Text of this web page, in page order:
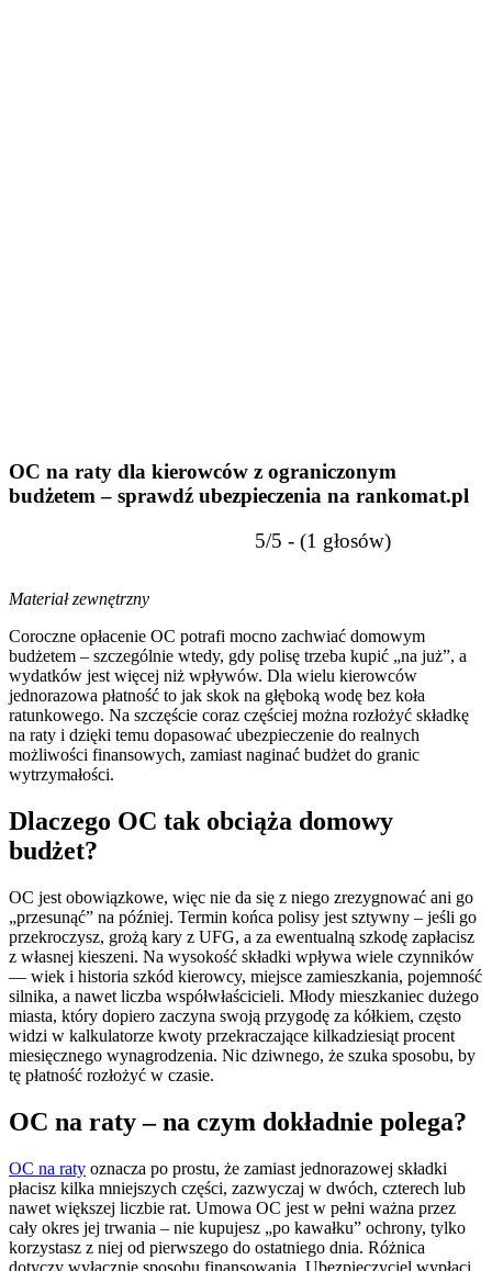
OC na raty dla kierowców z ograniczonym
budżetem – sprawdź ubezpieczenia na rankomat.pl
5/5 - (1 głosów)
Materiał zewnętrzny
Coroczne opłacenie OC potrafi mocno zachwiać domowym
budżetem – szczególnie wtedy, gdy polisę trzeba kupić „na już”, a
wydatków jest więcej niż wpływów. Dla wielu kierowców
jednorazowa płatność to jak skok na głęboką wodę bez koła
ratunkowego. Na szczęście coraz częściej można rozłożyć składkę
na raty i dzięki temu dopasować ubezpieczenie do realnych
możliwości finansowych, zamiast naginać budżet do granic
wytrzymałości.
Dlaczego OC tak obciąża domowy
budżet?
OC jest obowiązkowe, więc nie da się z niego zrezygnować ani go
„przesunąć” na później. Termin końca polisy jest sztywny – jeśli go
przekroczysz, grożą kary z UFG, a za ewentualną szkodę zapłacisz
z własnej kieszeni. Na wysokość składki wpływa wiele czynników
— wiek i historia szkód kierowcy, miejsce zamieszkania, pojemność
silnika, a nawet liczba współwłaścicieli. Młody mieszkaniec dużego
miasta, który dopiero zaczyna swoją przygodę za kółkiem, często
widzi w kalkulatorze kwoty przekraczające kilkadziesiąt procent
miesięcznego wynagrodzenia. Nic dziwnego, że szuka sposobu, by
tę płatność rozłożyć w czasie.
OC na raty – na czym dokładnie polega?
OC na raty oznacza po prostu, że zamiast jednorazowej składki
płacisz kilka mniejszych części, zazwyczaj w dwóch, czterech lub
nawet większej liczbie rat. Umowa OC jest w pełni ważna przez
cały okres jej trwania – nie kupujesz „po kawałku” ochrony, tylko
korzystasz z niej od pierwszego do ostatniego dnia. Różnica
dotyczy wyłącznie sposobu finansowania. Ubezpieczyciel wypłaci